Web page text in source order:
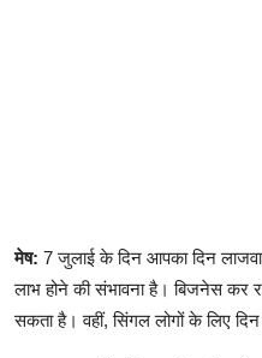
मेष: 7 जुलाई के दिन आपका दिन
लाभ होने की संभावना है। बिजनेस कर
सकता है। वहीं, सिंगल लोगों के लिए